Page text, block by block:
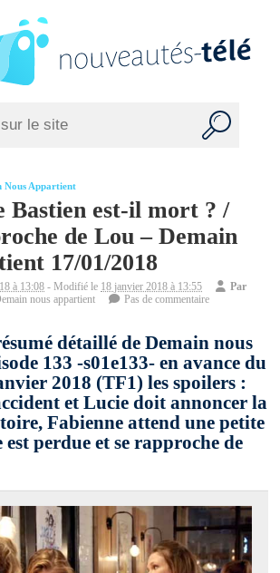
Nous Appartient
Bastien est-il mort ? /
de Lou – Demain
17/01/2018
à 13:08 - Modifié le 18 janvier 2018 à 13:55
Par
nous appartient Pas de commentaire
détaillé de Demain nous
133 -s01e133- en avance du
2018 (TF1) les spoilers :
et Lucie doit annoncer la
Fabienne attend une petite
perdue et se rapproche de